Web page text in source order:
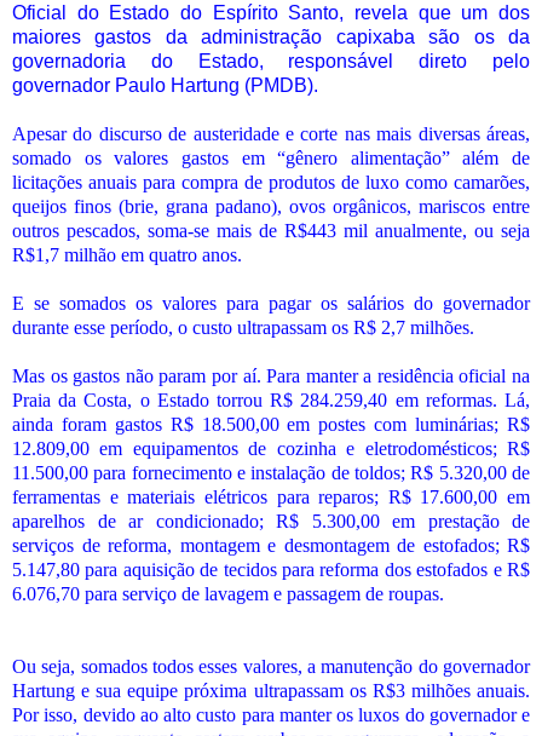
Oficial do Estado do Espírito Santo, revela que um dos
maiores gastos da administração capixaba são os da
governadoria do Estado, responsável direto pelo
governador Paulo Hartung (PMDB).
Apesar do discurso de austeridade e corte nas mais diversas áreas,
somado os valores gastos em “gênero alimentação” além de
licitações anuais para compra de produtos de luxo como camarões,
queijos finos (brie, grana padano), ovos orgânicos, mariscos entre
outros pescados, soma-se mais de R$443 mil anualmente, ou seja
R$1,7 milhão em quatro anos.
E se somados os valores para pagar os salários do governador
durante esse período, o custo ultrapassam os R$ 2,7 milhões.
Mas os gastos não param por aí. Para manter a residência oficial na
Praia da Costa, o Estado torrou R$ 284.259,40 em reformas. Lá,
ainda foram gastos R$ 18.500,00 em postes com luminárias; R$
12.809,00 em equipamentos de cozinha e eletrodomésticos; R$
11.500,00 para fornecimento e instalação de toldos; R$ 5.320,00 de
ferramentas e materiais elétricos para reparos; R$ 17.600,00 em
aparelhos de ar condicionado; R$ 5.300,00 em prestação de
serviços de reforma, montagem e desmontagem de estofados; R$
5.147,80 para aquisição de tecidos para reforma dos estofados e R$
6.076,70 para serviço de lavagem e passagem de roupas.
Ou seja, somados todos esses valores, a manutenção do governador
Hartung e sua equipe próxima ultrapassam os R$3 milhões anuais.
Por isso, devido ao alto custo para manter os luxos do governador e